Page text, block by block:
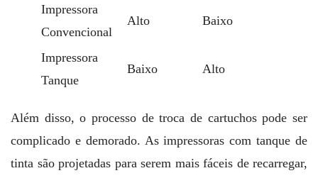
Impressora
Convencional
Alto Baixo
Impressora
Tanque
Baixo Alto
Além disso, o processo de troca de cartuchos pode ser
complicado e demorado. As impressoras com tanque de
tinta são projetadas para serem mais fáceis de recarregar,